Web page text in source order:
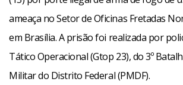
ameaça no Setor de Oficinas Fretadas
em Brasília. A prisão foi realizada por
Tático Operacional (Gtop 23), do 3º
Militar do Distrito Federal (PMDF).